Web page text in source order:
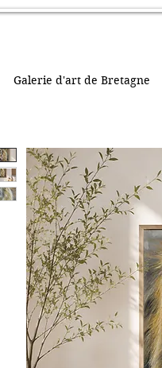
Galerie d'art de Bretagne